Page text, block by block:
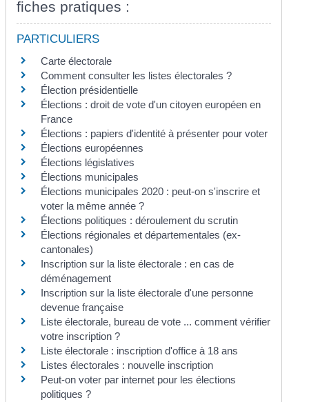
fiches pratiques :
PARTICULIERS
Carte électorale
Comment consulter les listes électorales ?
Élection présidentielle
Élections : droit de vote d'un citoyen européen en
France
Élections : papiers d'identité à présenter pour voter
Élections européennes
Élections législatives
Élections municipales
Élections municipales 2020 : peut-on s'inscrire et
voter la même année ?
Élections politiques : déroulement du scrutin
Élections régionales et départementales (ex-
cantonales)
Inscription sur la liste électorale : en cas de
déménagement
Inscription sur la liste électorale d'une personne
devenue française
Liste électorale, bureau de vote ... comment vérifier
votre inscription ?
Liste électorale : inscription d'office à 18 ans
Listes électorales : nouvelle inscription
Peut-on voter par internet pour les élections
politiques ?